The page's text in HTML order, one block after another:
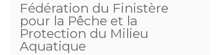
Fédération du Finistère
pour la Pêche et la
Protection du Milieu
Aquatique